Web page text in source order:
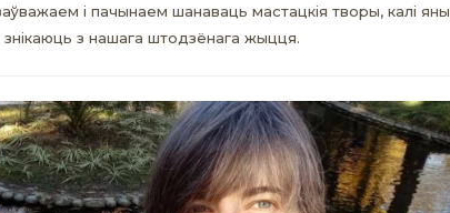
і пачынаем шанаваць мастацкія творы, калі яны
знікаюць з нашага штодзёнага жыцця.